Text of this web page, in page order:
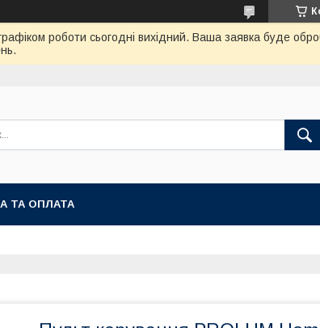
роботи сьогодні вихідний. Ваша заявка буде
ТА ОПЛАТА